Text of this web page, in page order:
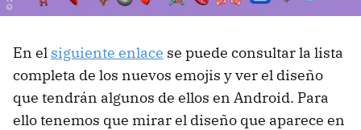
En el siguiente enlace se puede consultar la lista
completa de los nuevos emojis y ver el diseño
que tendrán algunos de ellos en Android. Para
ello tenemos que mirar el diseño que aparece en